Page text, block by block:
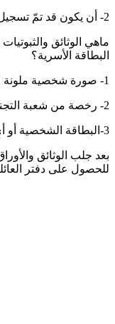
2- أن يكون قد تمّ تسجيل زواجه في محل قيده.
ماهي الوثائق
البطاقة الأسرية؟
1- صورة شخصية ملونة للزوج والزوجة (خلفية بيضاء).
2- رخصة من شعبة التجنيد للأزواج ومن عمرهم بين 18 – 42 .
3-البطاقة الشخصية أو أي مستند يثبت الشخصية .
بعد جلب الوثائق
للحصول على دفتر